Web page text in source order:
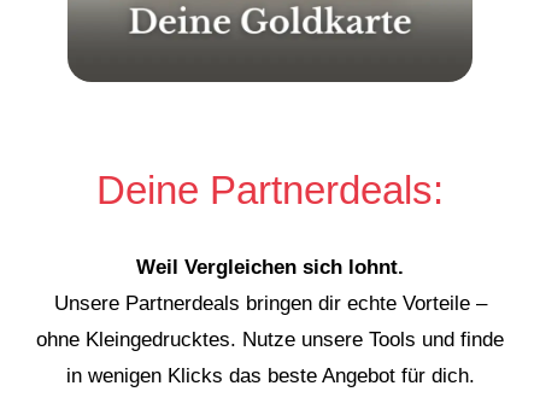
Deine Partnerdeals:
Weil Vergleichen sich lohnt.
Unsere Partnerdeals bringen dir echte Vorteile –
ohne Kleingedrucktes. Nutze unsere Tools und finde
in wenigen Klicks das beste Angebot für dich.